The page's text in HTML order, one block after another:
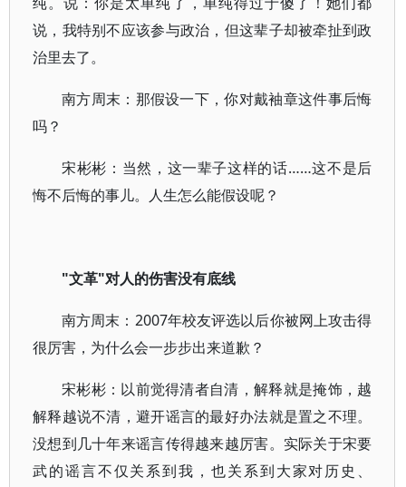
说，我特别不应该参与政治，但这辈子却被牵扯到政
治里去了。
南方周末：那假设一下，你对戴袖章这件事后悔
吗？
宋彬彬：当然，这一辈子这样的话……这不是后
悔不后悔的事儿。人生怎么能假设呢？
"文革"对人的伤害没有底线
南方周末：2007年校友评选以后你被网上攻击得
很厉害，为什么会一步步出来道歉？
宋彬彬：以前觉得清者自清，解释就是掩饰，越
解释越说不清，避开谣言的最好办法就是置之不理。
没想到几十年来谣言传得越来越厉害。实际关于宋要
武的谣言不仅关系到我，也关系到大家对历史、